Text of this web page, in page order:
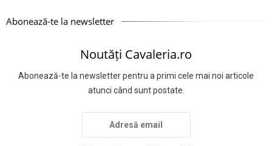
Abonează-te la newsletter
Noutăți Cavaleria.ro
Abonează-te la newsletter pentru a primi cele mai noi articole
atunci când sunt postate.